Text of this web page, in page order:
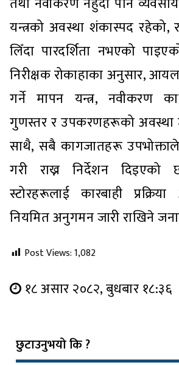
यन्त्रको अवस्था शंकास्पद रहेको,
लिँदा पारदर्शिता नभएको
निरीक्षक रोकाहाका अनुसार,
गर्ने मापन यन्त्र, नवीकरण
गुणस्तर र उपकरणहरूको अवस्था
साथै, सबै कागजातहरू
गरी राख्न निर्देशन दिइएको
स्टोरहरूलाई कारबाही
नियमित अनुगमन जारी राखिने
Post Views:1,082
१८ असार २०८२, बुधबार १८:३६
छुटाउनुभयो कि ?